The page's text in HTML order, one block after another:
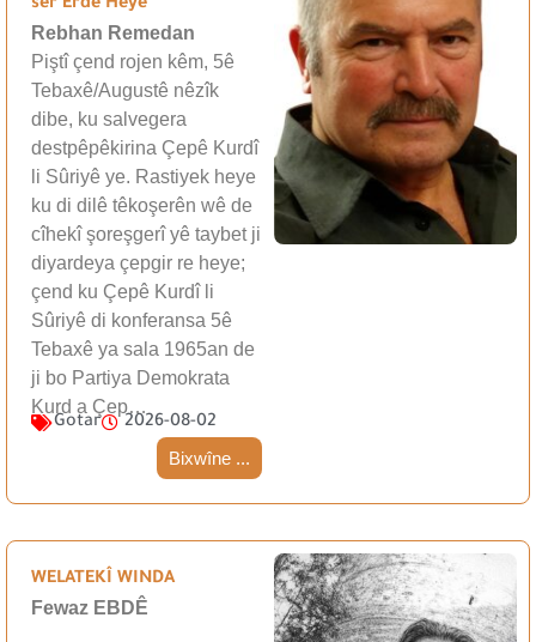
ser Erdê Heye
Rebhan Remedan
Piştî çend rojen kêm, 5ê
Tebaxê/Augustê nêzîk
dibe, ku salvegera
destpêpêkirina Çepê Kurdî
li Sûriyê ye. Rastiyek heye
ku di dilê têkoşerên wê de
cîhekî şoreşgerî yê taybet ji
diyardeya çepgir re heye;
çend ku Çepê Kurdî li
Sûriyê di konferansa 5ê
Tebaxê ya sala 1965an de
ji bo Partiya Demokrata
Kurd a Çep…
Gotar 2026-08-02
Bixwîne ...
WELATEKÎ WINDA
Fewaz EBDÊ